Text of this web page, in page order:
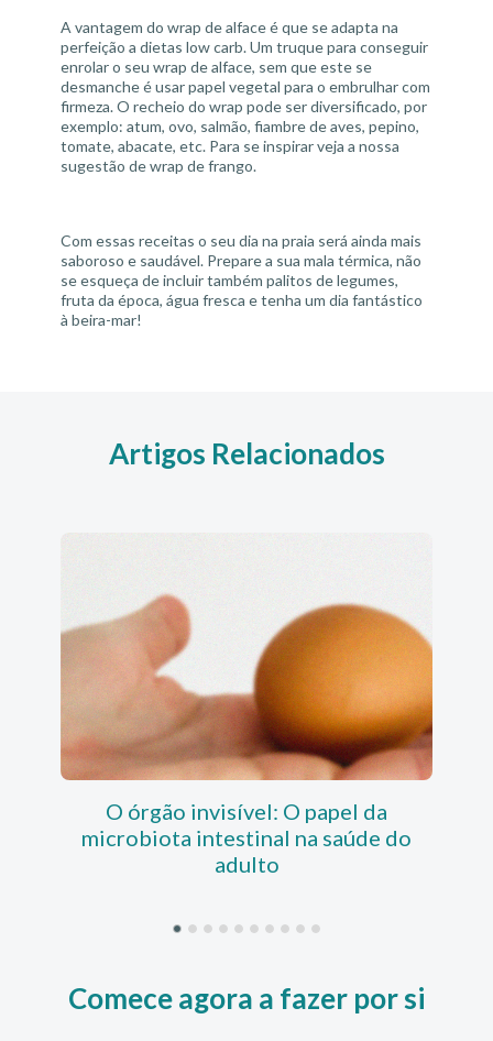
A vantagem do wrap de alface é que se adapta na
perfeição a dietas low carb. Um truque para conseguir
enrolar o seu wrap de alface, sem que este se
desmanche é usar papel vegetal para o embrulhar com
firmeza. O recheio do wrap pode ser diversificado, por
exemplo: atum, ovo, salmão, fiambre de aves, pepino,
tomate, abacate, etc. Para se inspirar veja a nossa
sugestão de wrap de frango.
Com essas receitas o seu dia na praia será ainda mais
saboroso e saudável. Prepare a sua mala térmica, não
se esqueça de incluir também palitos de legumes,
fruta da época, água fresca e tenha um dia fantástico
à beira-mar!
Artigos Relacionados
O órgão invisível: O papel da
microbiota intestinal na saúde do
adulto
Comece agora a fazer por si